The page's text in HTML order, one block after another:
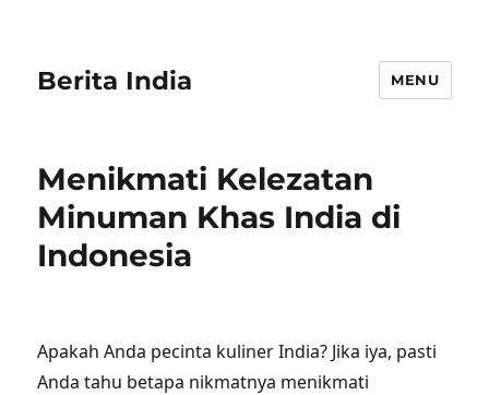
Berita India MENU
Menikmati Kelezatan
Minuman Khas India di
Indonesia
Apakah Anda pecinta kuliner India? Jika iya, pasti
Anda tahu betapa nikmatnya menikmati